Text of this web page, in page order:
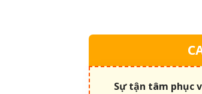
Sự tận tâm phục